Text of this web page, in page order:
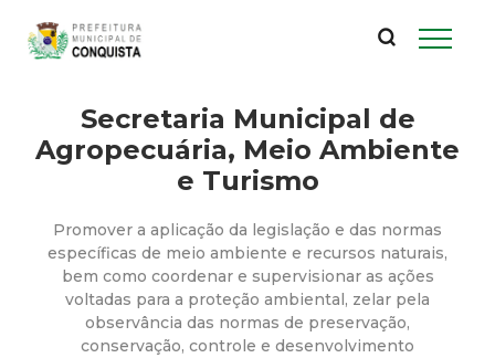
conteúdo
principal
P
e
e
Secretaria Municipal de
Agropecuária, Meio Ambiente
e Turismo
Promover a aplicação da legislação e das normas
específicas de meio ambiente e recursos naturais,
bem como coordenar e supervisionar as ações
voltadas para a proteção ambiental, zelar pela
observância das normas de preservação,
conservação, controle e desenvolvimento